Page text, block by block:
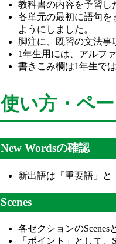
教科書の内容を予習し
各単元の最初に語句を
ようにしました。
脚注に、既習の文法事
1年生用には、アルフ
書きこみ欄は1年生で
使い方・ペ
New Wordsの確認
新出語は「重要語」と
Scenes
各セクションのScenes
「ポイント」として